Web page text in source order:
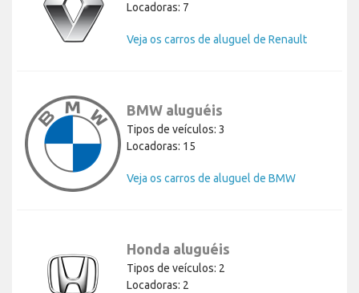
Locadoras: 7
Veja os carros de aluguel de Renault
BMW aluguéis
Tipos de veículos: 3
Locadoras: 15
Veja os carros de aluguel de BMW
Honda aluguéis
Tipos de veículos: 2
Locadoras: 2